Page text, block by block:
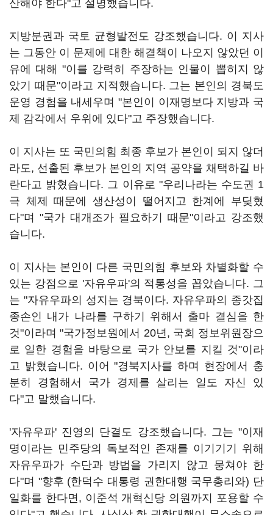
산해야 한다"고 설명했습니다.
지방분권과 국토 균형발전도 강조했습니다. 이 지사
는 그동안 이 문제에 대한 해결책이 나오지 않았던 이
유에 대해 "이를 강력히 주장하는 인물이 뽑히지 않
았기 때문"이라고 지적했습니다. 그는 본인의 경북도
운영 경험을 내세우며 "본인이 이재명보다 지방과 국
제 감각에서 우위에 있다"고 주장했습니다.
이 지사는 또 국민의힘 최종 후보가 본인이 되지 않더
라도, 선출된 후보가 본인의 지역 공약을 채택하길 바
란다고 밝혔습니다. 그 이유로 "우리나라는 수도권 1
극 체제 때문에 생산성이 떨어지고 한계에 부딪혔
다"며 "국가 대개조가 필요하기 때문"이라고 강조했
습니다.
이 지사는 본인이 다른 국민의힘 후보와 차별화할 수
있는 강점으로 '자유우파'의 적통성을 꼽았습니다. 그
는 "자유우파의 성지는 경북이다. 자유우파의 종갓집
종손인 내가 나라를 구하기 위해서 출마 결심을 한
것"이라며 "국가정보원에서 20년, 국회 정보위원장으
로 일한 경험을 바탕으로 국가 안보를 지킬 것"이라
고 밝혔습니다. 이어 "경북지사를 하며 현장에서 충
분히 경험해서 국가 경제를 살리는 일도 자신 있
다"고 말했습니다.
'자유우파' 진영의 단결도 강조했습니다. 그는 "이재
명이라는 민주당의 독보적인 존재를 이기기기 위해
자유우파가 수단과 방법을 가리지 않고 뭉쳐야 한
다"며 "향후 (한덕수 대통령 권한대행 국무총리와) 단
일화를 한다면, 이준석 개혁신당 의원까지 포용할 수